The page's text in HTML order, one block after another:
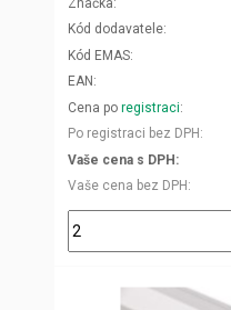
Kód dodavatele
Kód EMAS
EAN
Cena po registraci
Po registraci bez DPH
Vaše cena s DPH
Vaše cena bez DPH